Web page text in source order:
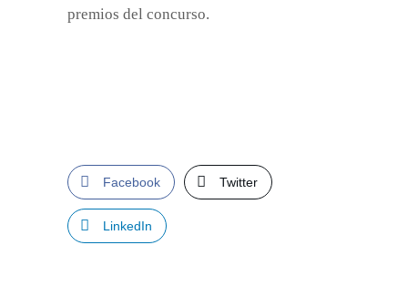
premios del concurso.
Facebook Twitter
LinkedIn